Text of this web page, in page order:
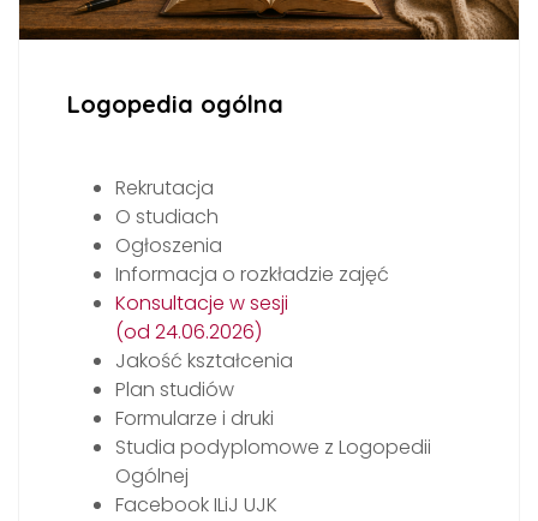
Logopedia ogólna
Rekrutacja
O studiach
Ogłoszenia
Informacja o rozkładzie zajęć
Konsultacje w sesji
(od 24.06.2026)
Jakość kształcenia
Plan studiów
Formularze i druki
Studia podyplomowe z Logopedii
Ogólnej
Facebook ILiJ UJK